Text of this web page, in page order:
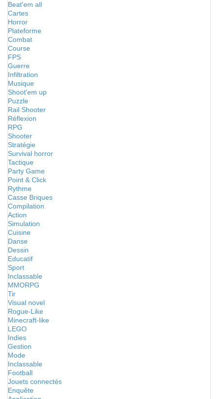
Beat'em all
Cartes
Horror
Plateforme
Combat
Course
FPS
Guerre
Infiltration
Musique
Shoot'em up
Puzzle
Rail Shooter
Réflexion
RPG
Shooter
Stratégie
Survival horror
Tactique
Party Game
Point & Click
Rythme
Casse Briques
Compilation
Action
Simulation
Cuisine
Danse
Dessin
Educatif
Sport
Inclassable
MMORPG
Tir
Visual novel
Rogue-Like
Minecraft-like
LEGO
Indies
Gestion
Mode
Inclassable
Football
Jouets connectés
Enquête